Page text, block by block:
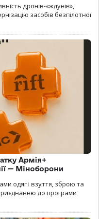
дронів-«ждунів»,
засобів безпілотної
Армія+
— Міноборони
одяг і взуття, зброю та
до програми